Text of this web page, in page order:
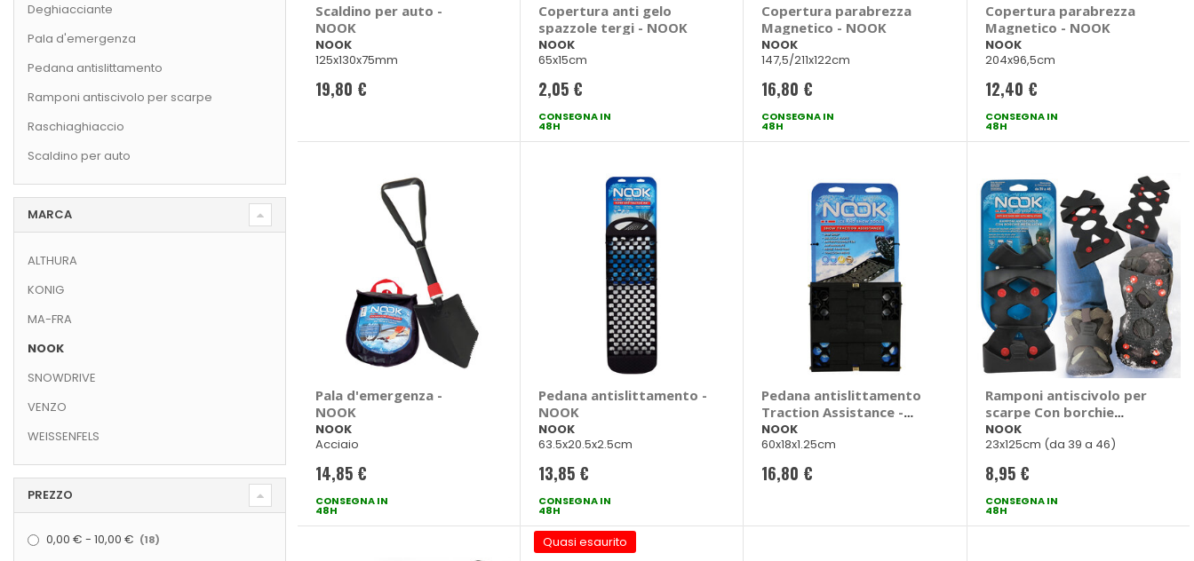
Scaldino per auto -
NOOK
NOOK
125x130x75mm
19,80 €
Copertura anti gelo
spazzole tergi - NOOK
NOOK
65x15cm
2,05 €
CONSEGNA IN
48H
Copertura parabrezza
Magnetico - NOOK
NOOK
147,5/211x122cm
16,80 €
CONSEGNA IN
48H
Copertura parabrezza
Magnetico - NOOK
NOOK
204x96,5cm
12,40 €
CONSEGNA IN
48H
Pala d'emergenza -
NOOK
NOOK
Acciaio
14,85 €
CONSEGNA IN
48H
Pedana antislittamento -
NOOK
NOOK
63.5x20.5x2.5cm
13,85 €
CONSEGNA IN
48H
Pedana antislittamento
Traction Assistance -
NOOK
NOOK
60x18x1.25cm
16,80 €
Ramponi antiscivolo per
scarpe Con borchie
metalliche - NOOK
NOOK
23x125cm (da 39 a 46)
8,95 €
CONSEGNA IN
48H
Quasi esaurito
Deghiacciante
Pala d'emergenza
Pedana antislittamento
Ramponi antiscivolo per scarpe
Raschiaghiaccio
Scaldino per auto
MARCA
ALTHURA
KONIG
MA-FRA
NOOK
SNOWDRIVE
VENZO
WEISSENFELS
PREZZO
0,00 € - 10,00 € 18